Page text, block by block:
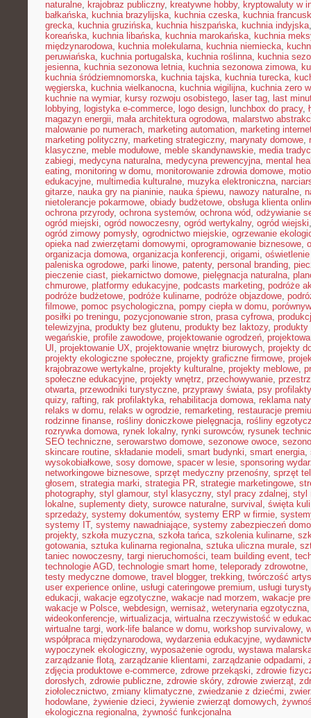
naturalne, krajobraz publiczny, kreatywne hobby, kryptowaluty w
bałkańska, kuchnia brazylijska, kuchnia czeska, kuchnia
grecka, kuchnia gruzińska, kuchnia hiszpańska, kuchnia indyjska
koreańska, kuchnia libańska, kuchnia marokańska, kuchnia
międzynarodowa, kuchnia molekularna, kuchnia niemiecka,
peruwiańska, kuchnia portugalska, kuchnia roślinna, kuchnia
jesienna, kuchnia sezonowa letnia, kuchnia sezonowa zimowa,
kuchnia śródziemnomorska, kuchnia tajska, kuchnia turecka,
węgierska, kuchnia wielkanocna, kuchnia wigilijna, kuchnia zero
kuchnie na wymiar, kursy rozwoju osobistego, laser tag, last
lobbying, logistyka e-commerce, logo design, lunchbox do pracy,
magazyn energii, mała architektura ogrodowa, malarstwo
malowanie po numerach, marketing automation, marketing
marketing polityczny, marketing strategiczny, marynaty domowe,
klasyczne, meble modułowe, meble skandynawskie, media
zabiegi, medycyna naturalna, medycyna prewencyjna, mental
eating, monitoring w domu, monitorowanie zdrowia domowe,
edukacyjne, multimedia kulturalne, muzyka elektroniczna,
gitarze, nauka gry na pianinie, nauka śpiewu, nawozy naturalne,
nietolerancje pokarmowe, obiady budżetowe, obsługa klienta
ochrona przyrody, ochrona systemów, ochrona wód, odżywianie
ogród miejski, ogród nowoczesny, ogród wertykalny, ogród wiejski
ogród zimowy pomysły, ogrodnictwo miejskie, ogrzewanie
opieka nad zwierzętami domowymi, oprogramowanie biznesowe,
organizacja domowa, organizacja konferencji, origami,
paleniska ogrodowe, parki linowe, patenty, personal branding,
pieczenie ciast, piekarnictwo domowe, pielęgnacja naturalna,
chmurowe, platformy edukacyjne, podcasts marketing, podróże
podróże budżetowe, podróże kulinarne, podróże objazdowe,
filmowe, pomoc psychologiczna, pompy ciepła w domu,
posiłki po treningu, pozycjonowanie stron, prasa cyfrowa,
telewizyjna, produkty bez glutenu, produkty bez laktozy, produkty
wegańskie, profile zawodowe, projektowanie ogrodzeń,
UI , projektowanie UX, projektowanie wnętrz biurowych, projekty
projekty ekologiczne społeczne, projekty graficzne firmowe,
krajobrazowe wertykalne, projekty kulturalne, projekty meblowe,
społeczne edukacyjne, projekty wnętrz, przechowywanie,
otwarta, przewodniki turystyczne, przyprawy świata, psy
quizy, rafting, rak profilaktyka, rehabilitacja domowa, reklama
relaks w domu, relaks w ogrodzie, remarketing, restauracje
rodzinne finanse, rośliny doniczkowe pielęgnacja, rośliny
rozrywka domowa, rynek lokalny, rynki surowców, rysunek
SEO techniczne, serowarstwo domowe, sezonowe owoce,
skincare routine, składanie modeli, smart budynki, smart energia,
wysokobiałkowe, sosy domowe, spacer w lesie, sponsoring
networkingowe biznesowe, sprzęt medyczny przenośny, sprzęt
głosem, strategia marki, strategia PR, strategie marketingowe,
photography, styl glamour, styl klasyczny, styl pracy zdalnej, styl
lokalne, suplementy diety, surowce naturalne, survival , święta
sprzedaży, systemy dokumentów, systemy ERP w firmie,
systemy IT, systemy nawadniające, systemy zabezpieczeń
projekty, szkoła muzyczna, szkoła tańca, szkolenia kulinarne,
gotowania, sztuka kulinarna regionalna, sztuka uliczna murale,
taniec nowoczesny, targi nieruchomości, team building event,
technologie AGD, technologie smart home, teleporady zdrowotne,
testy medyczne domowe, travel blogger, trekking, twórczość
user experience online, usługi cateringowe premium, usługi
edukacji, wakacje egzotyczne, wakacje nad morzem, wakacje
wakacje w Polsce, webdesign, wernisaż, weterynaria egzotyczna
wideokonferencje, wirtualizacja, wirtualna rzeczywistość w
wirtualne targi, work-life balance w domu, workshop survivalowy,
współpraca międzynarodowa, wydarzenia edukacyjne,
wypoczynek ekologiczny, wyposażenie ogrodu, wystawa
zarządzanie flotą, zarządzanie klientami, zarządzanie odpadami,
zdjęcia produktowe e-commerce, zdrowe przekąski, zdrowie
dorosłych, zdrowie publiczne, zdrowie skóry, zdrowie zwierząt,
ziołolecznictwo, zmiany klimatyczne, zwiedzanie z dziećmi,
hodowlane, żywienie dzieci, żywienie zwierząt domowych,
ekologiczna regionalna, żywność funkcjonalna